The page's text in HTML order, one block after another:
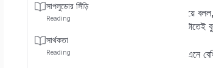
সাপলুডোর সিঁড়ি
Reading
সার্থকতা
Reading
সে এবারে খানিকটা ম্লান হাসি
মুখটা ফিরিয়ে তাকানোর ভঙ্গি, সেটাতেই
আমি লাফিয়ে উঠে ওর হাত ধরে এনে